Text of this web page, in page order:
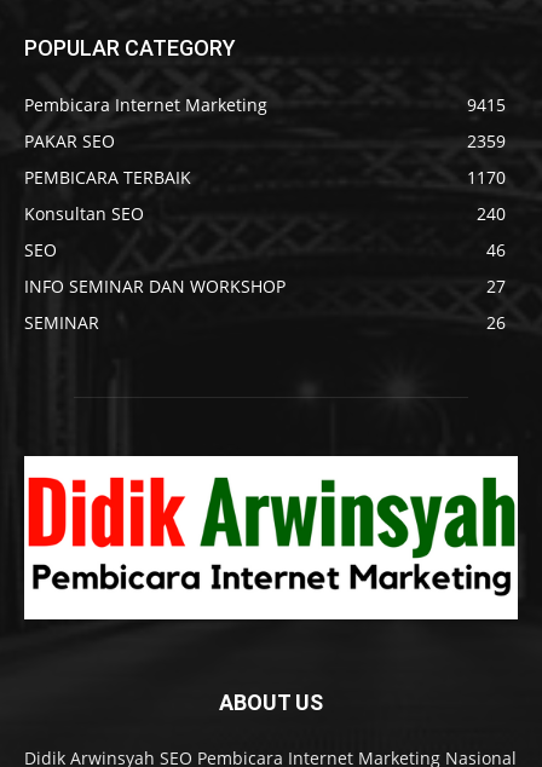
POPULAR CATEGORY
Pembicara Internet Marketing
9415
PAKAR SEO
2359
PEMBICARA TERBAIK
1170
Konsultan SEO
240
SEO
46
INFO SEMINAR DAN WORKSHOP
27
SEMINAR
26
ABOUT US
Didik Arwinsyah SEO Pembicara Internet Marketing Nasional